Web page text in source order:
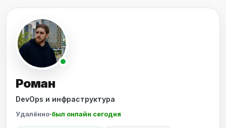
Роман
DevOps и инфраструктура
Удалённо·был онлайн сегодня